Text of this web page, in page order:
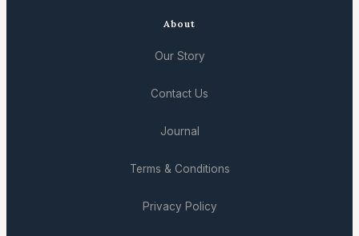
About
Our Story
Contact Us
Journal
Terms & Conditions
Privacy Policy